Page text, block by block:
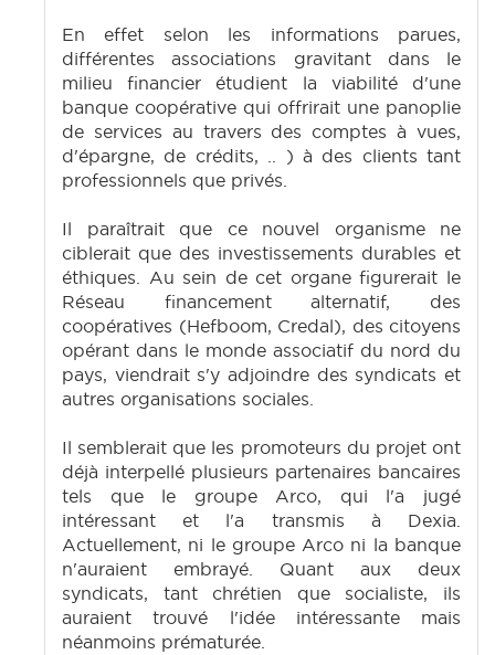
En effet selon les informations parues,
différentes associations gravitant dans le
milieu financier étudient la viabilité d'une
banque coopérative qui offrirait une panoplie
de services au travers des comptes à vues,
d'épargne, de crédits, .. ) à des clients tant
professionnels que privés.
Il paraîtrait que ce nouvel organisme ne
ciblerait que des investissements durables et
éthiques. Au sein de cet organe figurerait le
Réseau financement alternatif, des
coopératives (Hefboom, Credal), des citoyens
opérant dans le monde associatif du nord du
pays, viendrait s'y adjoindre des syndicats et
autres organisations sociales.
Il semblerait que les promoteurs du projet ont
déjà interpellé plusieurs partenaires bancaires
tels que le groupe Arco, qui l'a jugé
intéressant et l'a transmis à Dexia.
Actuellement, ni le groupe Arco ni la banque
n'auraient embrayé. Quant aux deux
syndicats, tant chrétien que socialiste, ils
auraient trouvé l'idée intéressante mais
néanmoins prématurée.